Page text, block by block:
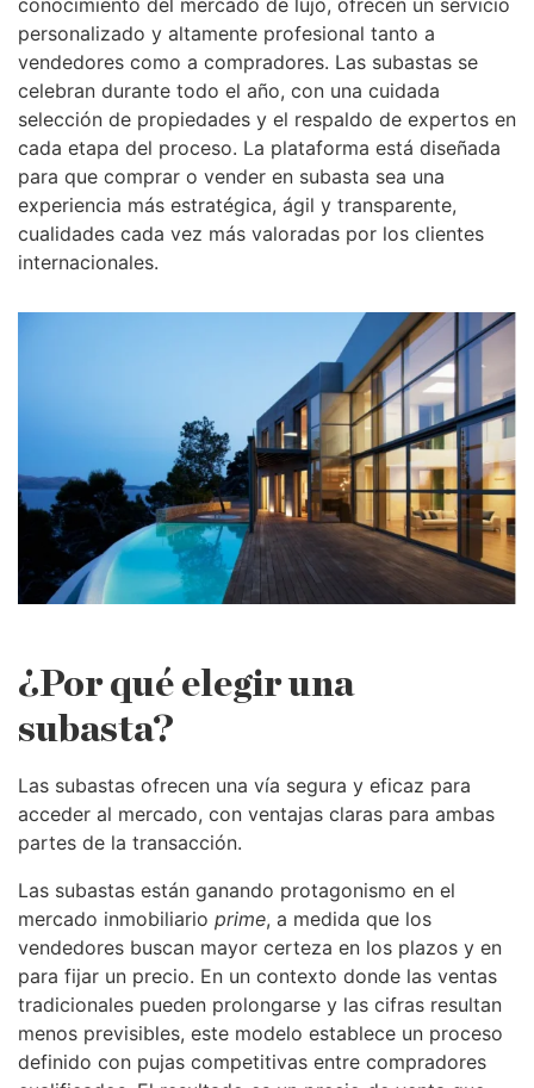
conocimiento del mercado de lujo, ofrecen un servicio
personalizado y altamente profesional tanto a
vendedores como a compradores. Las subastas se
celebran durante todo el año, con una cuidada
selección de propiedades y el respaldo de expertos en
cada etapa del proceso. La plataforma está diseñada
para que comprar o vender en subasta sea una
experiencia más estratégica, ágil y transparente,
cualidades cada vez más valoradas por los clientes
internacionales.
¿Por qué elegir una
subasta?
Las subastas ofrecen una vía segura y eficaz para
acceder al mercado, con ventajas claras para ambas
partes de la transacción.
Las subastas están ganando protagonismo en el
mercado inmobiliario prime, a medida que los
vendedores buscan mayor certeza en los plazos y en
para fijar un precio. En un contexto donde las ventas
tradicionales pueden prolongarse y las cifras resultan
menos previsibles, este modelo establece un proceso
definido con pujas competitivas entre compradores